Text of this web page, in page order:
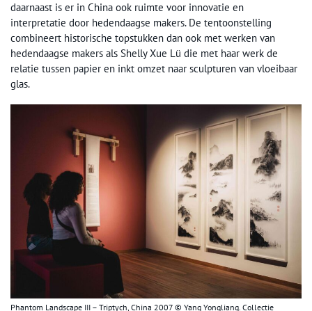
daarnaast is er in China ook ruimte voor innovatie en
interpretatie door hedendaagse makers. De tentoonstelling
combineert historische topstukken dan ook met werken van
hedendaagse makers als Shelly Xue Lü die met haar werk de
relatie tussen papier en inkt omzet naar sculpturen van vloeibaar
glas.
Phantom Landscape III – Triptych, China 2007 © Yang Yongliang. Collectie